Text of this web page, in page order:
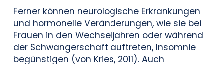
Ferner können neurologische Erkrankungen
und hormonelle Veränderungen, wie sie bei
Frauen in den Wechseljahren oder während
der Schwangerschaft auftreten, Insomnie
begünstigen (von Kries, 2011). Auch